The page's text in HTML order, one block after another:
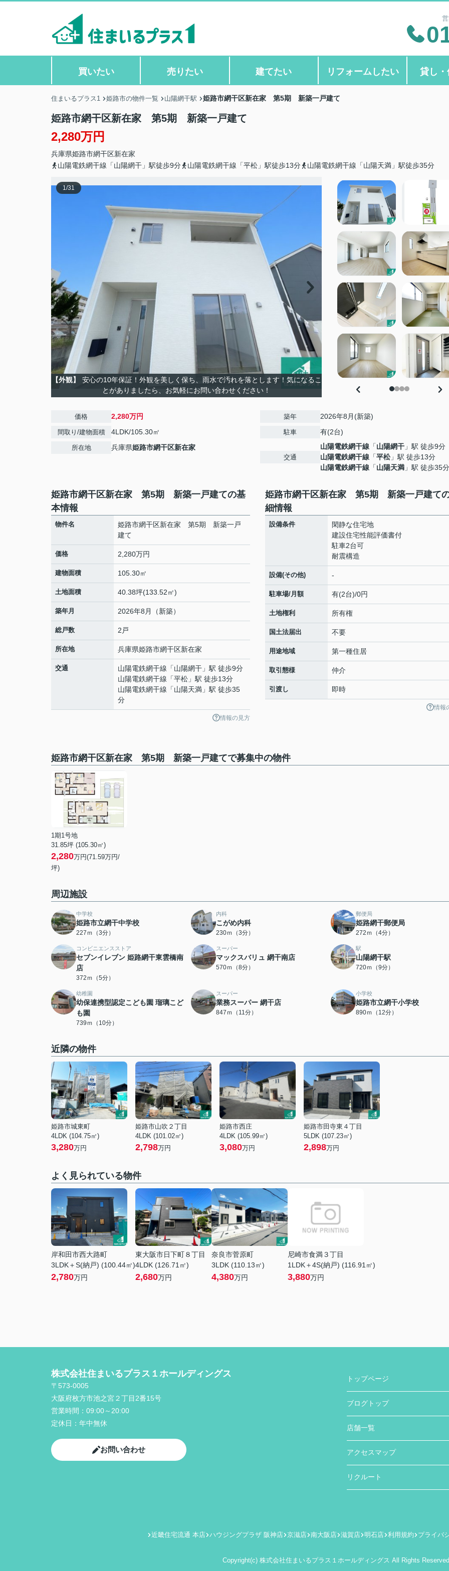
買いたい 売りたい 建てたい リフォームしたい 貸し
住まいるプラス1 姫路市の物件一覧 山陽網干駅 姫路市網干区新在家 第5期 新築一戸建て
姫路市網干区新在家 第5期 新築一戸建て
2,280万円
兵庫県姫路市網干区新在家
山陽電鉄網干線「山陽網干」駅徒歩9分
山陽電鉄網干線「平松」駅徒歩13分 山陽電鉄網干線「山陽天満」駅徒歩35分
1/31
【外観】
安心の10年保証！外観を美しく保ち、雨水で汚れを落とします！気になるこ
とがありましたら、お気軽にお問い合わせください！
価格 2,280万円
間取り/建物面積 4LDK/105.30㎡
所在地 兵庫県姫路市網干区新在家
築年 2026年8月(新築)
駐車 有(2台)
交通
山陽電鉄網干線 「山陽網干 」駅 徒歩9分
山陽電鉄網干線 「平松」駅 徒歩13分
山陽電鉄網干線 「山陽天満 」駅 徒歩35分
姫路市網干区新在家 第5期 新築一戸建ての基
本情報
物件名
姫路市網干区新在家 第5期 新築一戸
建て
価格 2,280万円
建物面積 105.30㎡
土地面積 40.38坪(133.52㎡)
築年月 2026年8月（新築）
総戸数 2戸
所在地 兵庫県姫路市網干区新在家
交通 山陽電鉄網干線 「山陽網干 」駅 徒歩9分
山陽電鉄網干線 「平松 」駅 徒歩13分
山陽電鉄網干線 「山陽天満 」駅 徒歩35
分
情報の見方
姫路市網干区新在家 第5期 新築一戸建て
細情報
設備条件
閑静な住宅地
建設住宅性能評価書付
駐車2台可
耐震構造
設備(その他) -
駐車場/月額 有(2台)/0円
土地権利 所有権
国土法届出 不要
用途地域 第一種住居
取引態様 仲介
引渡し 即時
情報
姫路市網干区新在家 第5期 新築一戸建てで募集中の物件
1期1号地
31.85坪 (105.30㎡)
2,280万円(71.59万円/
坪)
周辺施設
中学校
姫路市立網干中学校
227ｍ（3分）
内科
こがめ内科
230ｍ（3分）
郵便局
姫路網干郵便局
272ｍ（4分）
コンビニエンスストア
セブンイレブン 姫路網干東雲橋南
店
372ｍ（5分）
スーパー
マックスバリュ 網干南店
570ｍ（8分）
駅
山陽網干駅
720ｍ（9分）
幼稚園
幼保連携型認定こども園 瑠璃こど
も園
739ｍ（10分）
スーパー
業務スーパー 網干店
847ｍ（11分）
小学校
姫路市立網干小学校
890ｍ（12分）
近隣の物件
姫路市城東町
4LDK (104.75㎡)
3,280万円
姫路市山吹２丁目
4LDK (101.02㎡)
2,798万円
姫路市西庄
4LDK (105.99㎡)
3,080万円
姫路市田寺東４丁目
5LDK (107.23㎡)
2,898万円
よく見られている物件
岸和田市西大路町
3LDK＋S(納戸) (100.44㎡)
2,780万円
東大阪市日下町８丁目
4LDK (126.71㎡)
2,680万円
奈良市菅原町
3LDK (110.13㎡)
4,380万円
尼崎市食満３丁目
1LDK＋4S(納戸) (116.91㎡)
3,880万円
株式会社住まいるプラス１ホールディングス
〒573-0005
大阪府枚方市池之宮２丁目2番15号
営業時間： 09:00～20:00
定休日： 年中無休
お問い合わせ
トップページ
ブログトップ
店舗一覧
アクセスマップ
リクルート
近畿住宅流通 本店 ハウジングプラザ 阪神店 京滋店 南大阪店 滋賀店 明石店 利用規約 プライバ
Copyright(c) 株式会社住まいるプラス１ホールディングス All Rights